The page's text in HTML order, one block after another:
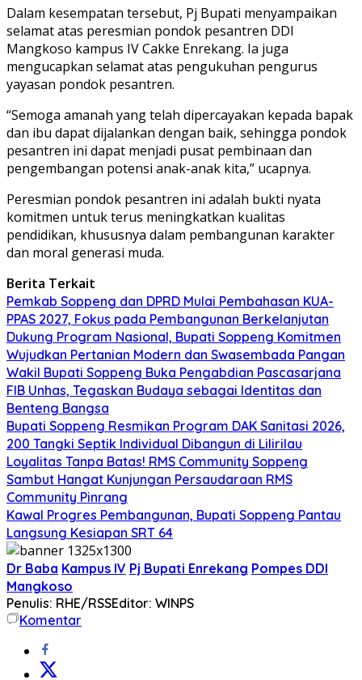
Dalam kesempatan tersebut, Pj Bupati menyampaikan
selamat atas peresmian pondok pesantren DDI
Mangkoso kampus IV Cakke Enrekang. Ia juga
mengucapkan selamat atas pengukuhan pengurus
yayasan pondok pesantren.
“Semoga amanah yang telah dipercayakan kepada bapak
dan ibu dapat dijalankan dengan baik, sehingga pondok
pesantren ini dapat menjadi pusat pembinaan dan
pengembangan potensi anak-anak kita,” ucapnya.
Peresmian pondok pesantren ini adalah bukti nyata
komitmen untuk terus meningkatkan kualitas
pendidikan, khususnya dalam pembangunan karakter
dan moral generasi muda.
Berita Terkait
Pemkab Soppeng dan DPRD Mulai Pembahasan KUA-
PPAS 2027, Fokus pada Pembangunan Berkelanjutan
Dukung Program Nasional, Bupati Soppeng Komitmen
Wujudkan Pertanian Modern dan Swasembada Pangan
Wakil Bupati Soppeng Buka Pengabdian Pascasarjana
FIB Unhas, Tegaskan Budaya sebagai Identitas dan
Benteng Bangsa
Bupati Soppeng Resmikan Program DAK Sanitasi 2026,
200 Tangki Septik Individual Dibangun di Lilirilau
Loyalitas Tanpa Batas! RMS Community Soppeng
Sambut Hangat Kunjungan Persaudaraan RMS
Community Pinrang
Kawal Progres Pembangunan, Bupati Soppeng Pantau
Langsung Kesiapan SRT 64
Dr Baba Kampus IV Pj Bupati Enrekang Pompes DDI
Mangkoso
Penulis: RHE/RSSEditor: WINPS
Komentar